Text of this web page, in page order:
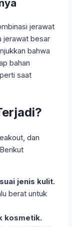
jerawat
jerawat besar
bahwa
bahan
saat
dan
jenis kulit.
berat untuk
kosmetik.